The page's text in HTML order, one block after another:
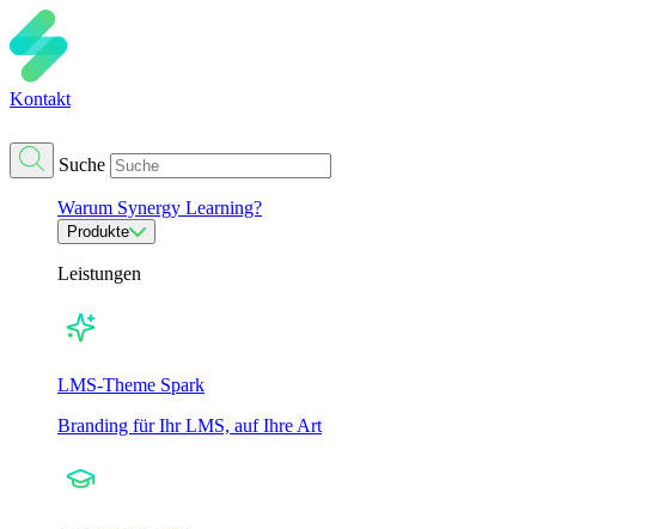
Kontakt
Suche
Warum Synergy Learning?
Produkte
Leistungen
LMS-Theme Spark
Branding für Ihr LMS, auf Ihre Art